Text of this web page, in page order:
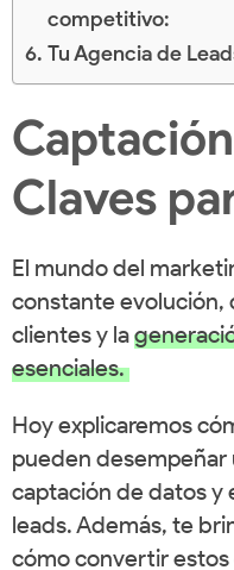
competitivo:
Tu Agencia de
Claves
El mundo del
constante evolución,
clientes y la
esenciales.
Hoy explicaremos
pueden desempeñar
captación de datos y
leads. Además, te
cómo convertir